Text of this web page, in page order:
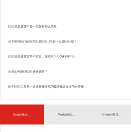
ESG信息披露不是一纸报告那么简单
当下绝对热门的新词汇是ESG_到底什么是ESG呢？
ESG信息披露宜早不宜迟，变成本中心为利润中心...
企业如何做好ESG评级评价？
如今ESG工作从一道选择题变成为越来越多企业的必答题...
Disney迪士... WalMart沃... Amazon亚马...